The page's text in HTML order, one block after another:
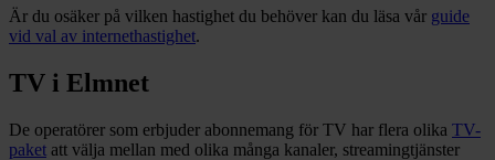
Är du osäker på vilken hastighet du behöver kan du läsa vår guide
vid val av internethastighet.
TV i Elmnet
De operatörer som erbjuder abonnemang för TV har flera olika TV-
paket att välja mellan med olika många kanaler, streamingtjänster